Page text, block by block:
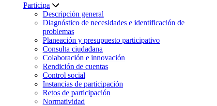
Participa
Descripción general
Diagnóstico de necesidades e identificación de
problemas
Planeación y presupuesto participativo
Consulta ciudadana
Colaboración e innovación
Rendición de cuentas
Control social
Instancias de participación
Retos de participación
Normatividad